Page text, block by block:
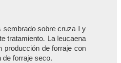
sembrado sobre cruza I y
tratamiento. La leucaena
producción de forraje con
de forraje seco.